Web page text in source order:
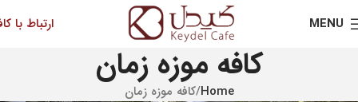
MENU ارتباط با
کافه موزه زمان
Home کافه موزه زمان